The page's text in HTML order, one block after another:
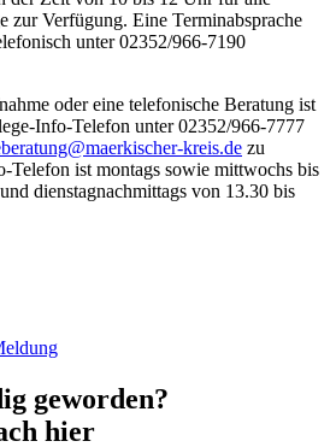
zur Verfügung. Eine Terminabsprache
unter 02352/966-7190
oder eine telefonische Beratung ist
Info-Telefon unter 02352/966-7777
kreis.de zu
Telefon ist montags sowie mittwochs bis
dienstagnachmittags von 13.30 bis
geworden?
hier